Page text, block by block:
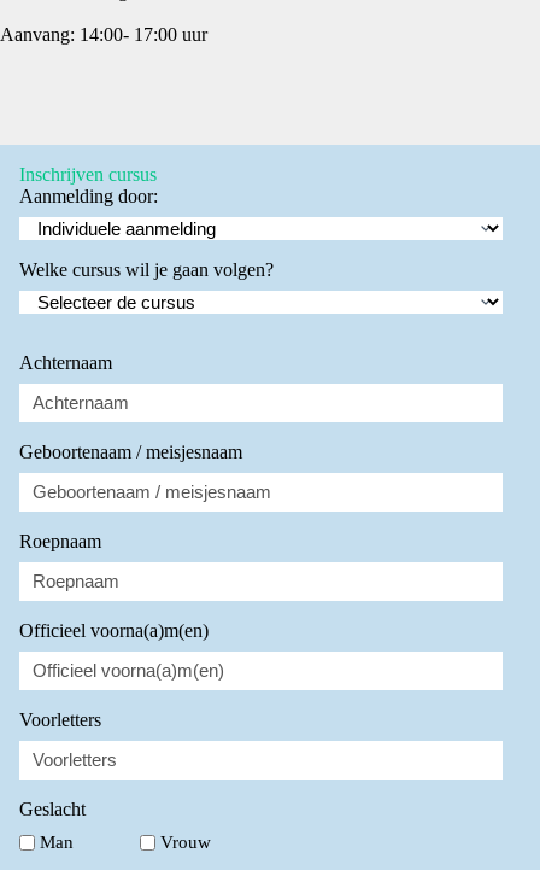
Aanvang: 14:00- 17:00 uur
Inschrijven cursus
Aanmelding door:
Welke cursus wil je gaan volgen?
Achternaam
Geboortenaam / meisjesnaam
Roepnaam
Officieel voorna(a)m(en)
Voorletters
Geslacht
Man Vrouw